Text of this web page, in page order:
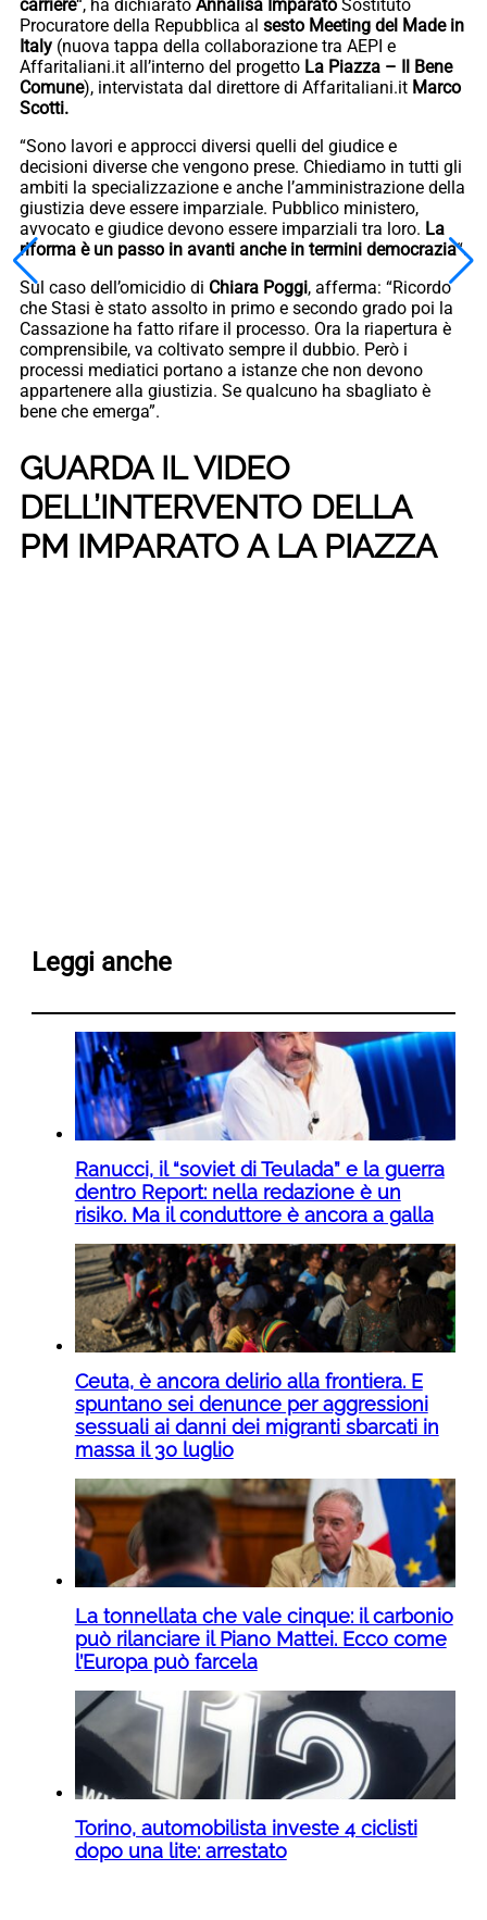
carriere“, ha dichiarato Annalisa Imparato Sostituto
Procuratore della Repubblica al sesto Meeting del Made in
Italy (nuova tappa della collaborazione tra AEPI e
Affaritaliani.it all’interno del progetto La Piazza – Il Bene
Comune), intervistata dal direttore di Affaritaliani.it Marco
Scotti.
“Sono lavori e approcci diversi quelli del giudice e
decisioni diverse che vengono prese. Chiediamo in tutti gli
ambiti la specializzazione e anche l’amministrazione della
giustizia deve essere imparziale. Pubblico ministero,
avvocato e giudice devono essere imparziali tra loro. La
riforma è un passo in avanti anche in termini democrazia“.
Sul caso dell’omicidio di Chiara Poggi, afferma: “Ricordo
che Stasi è stato assolto in primo e secondo grado poi la
Cassazione ha fatto rifare il processo. Ora la riapertura è
comprensibile, va coltivato sempre il dubbio. Però i
processi mediatici portano a istanze che non devono
appartenere alla giustizia. Se qualcuno ha sbagliato è
bene che emerga”.
GUARDA IL VIDEO
DELL’INTERVENTO DELLA
PM IMPARATO A LA PIAZZA
Leggi anche
Ranucci, il “soviet di Teulada” e la guerra
dentro Report: nella redazione è un
risiko. Ma il conduttore è ancora a galla
Ceuta, è ancora delirio alla frontiera. E
spuntano sei denunce per aggressioni
sessuali ai danni dei migranti sbarcati in
massa il 30 luglio
La tonnellata che vale cinque: il carbonio
può rilanciare il Piano Mattei. Ecco come
l’Europa può farcela
Torino, automobilista investe 4 ciclisti
dopo una lite: arrestato